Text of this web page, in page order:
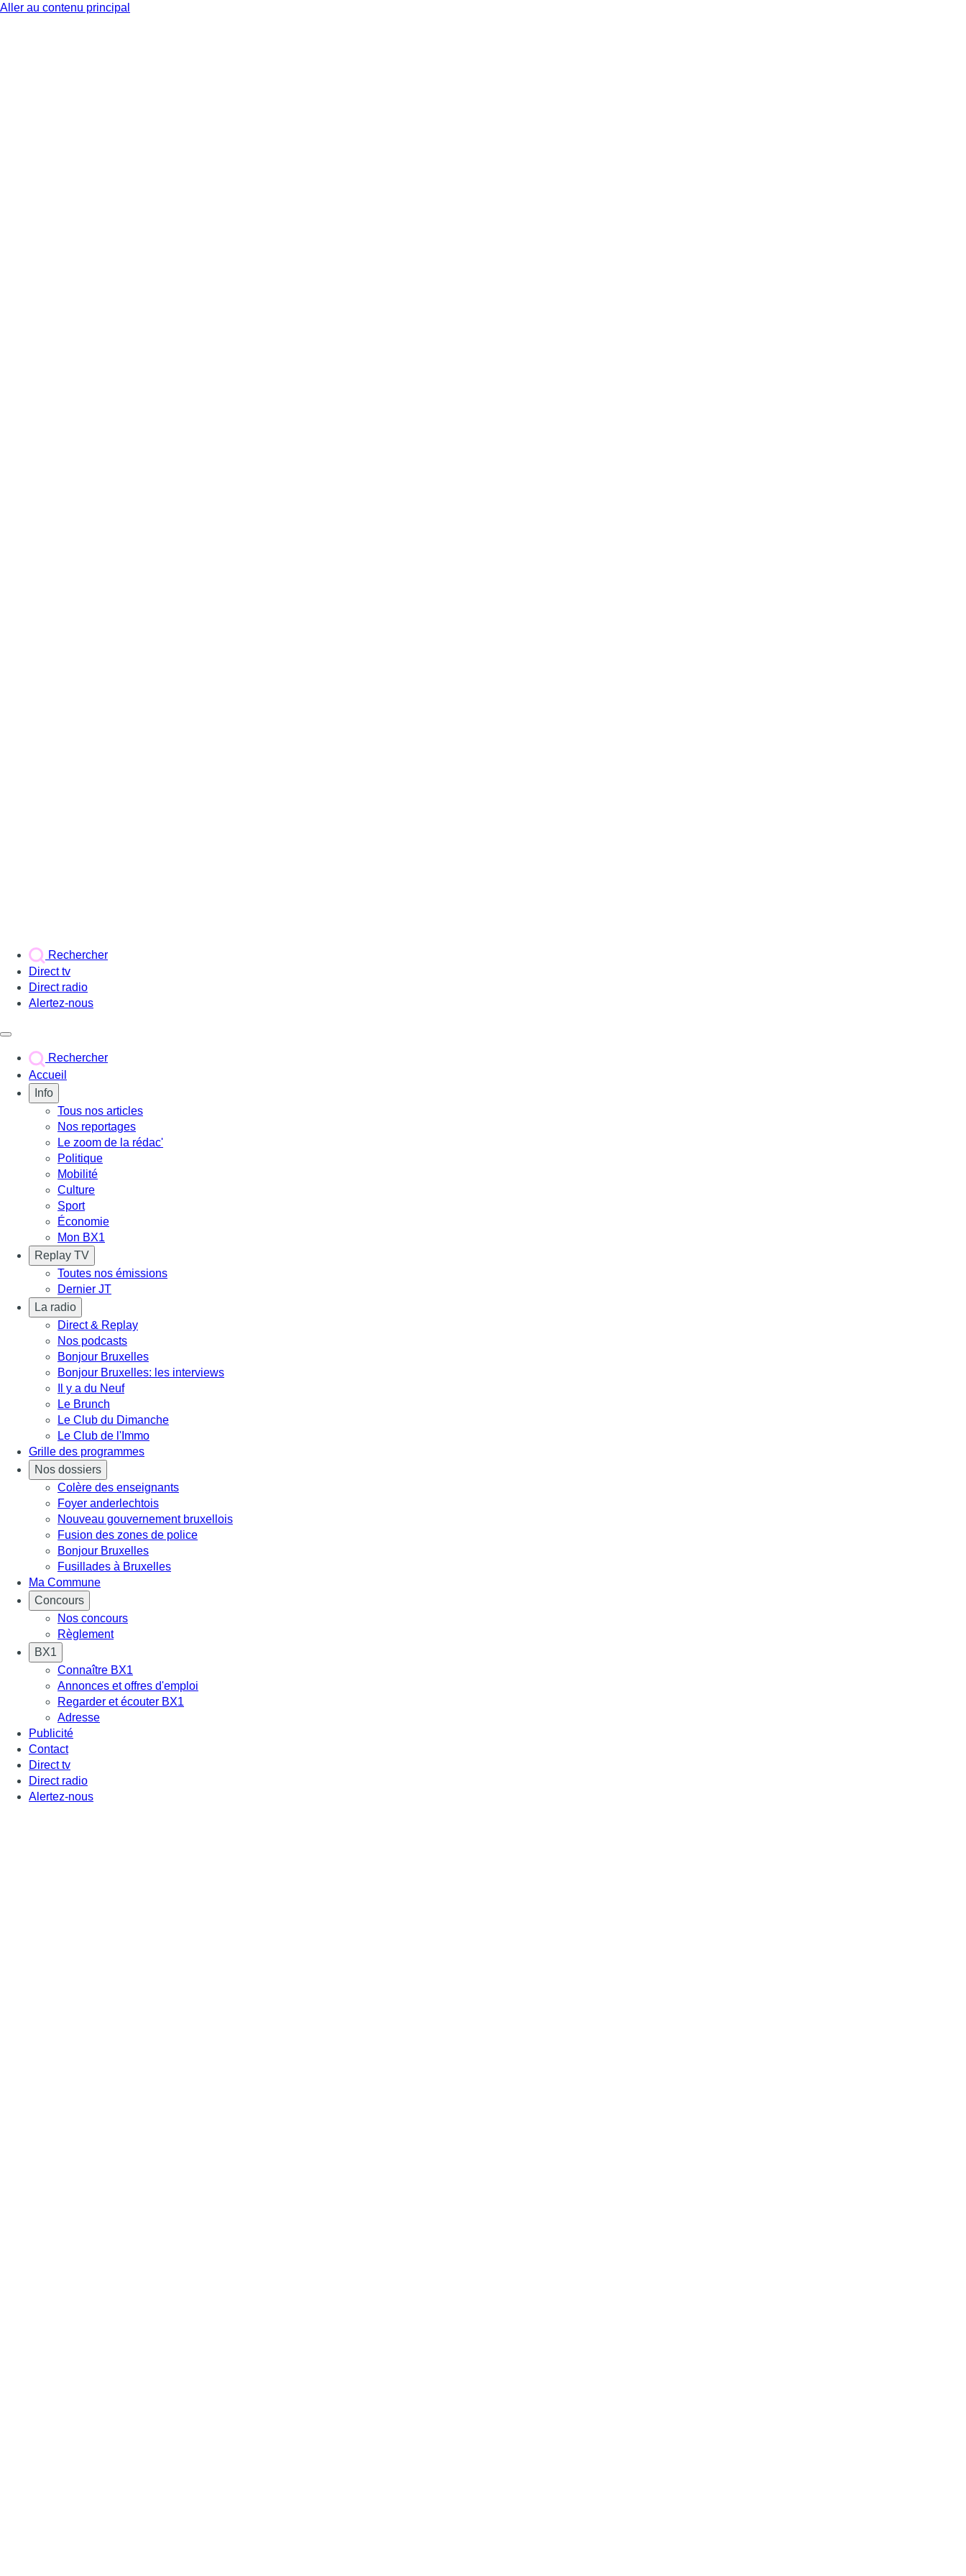
Aller au contenu principal
Rechercher
Direct tv
Direct radio
Alertez-nous
Rechercher
Accueil
Info
Tous nos articles
Nos reportages
Le zoom de la rédac'
Politique
Mobilité
Culture
Sport
Économie
Mon BX1
Replay TV
Toutes nos émissions
Dernier JT
La radio
Direct & Replay
Nos podcasts
Bonjour Bruxelles
Bonjour Bruxelles: les interviews
Il y a du Neuf
Le Brunch
Le Club du Dimanche
Le Club de l'Immo
Grille des programmes
Nos dossiers
Colère des enseignants
Foyer anderlechtois
Nouveau gouvernement bruxellois
Fusion des zones de police
Bonjour Bruxelles
Fusillades à Bruxelles
Ma Commune
Concours
Nos concours
Règlement
BX1
Connaître BX1
Annonces et offres d'emploi
Regarder et écouter BX1
Adresse
Publicité
Contact
Direct tv
Direct radio
Alertez-nous